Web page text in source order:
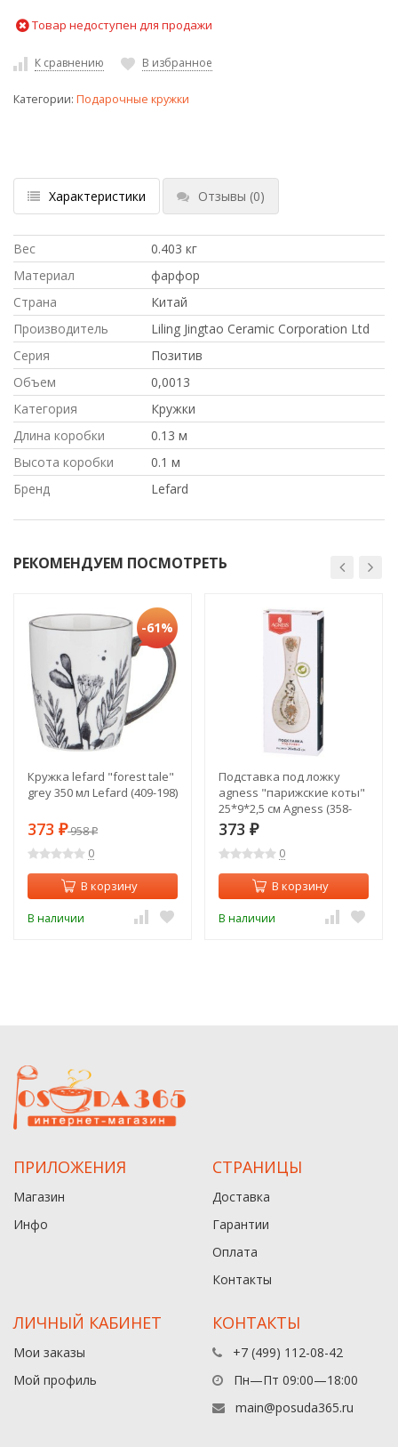
Товар недоступен для продажи
К сравнению В избранное
Категории: Подарочные кружки
Характеристики Отзывы (0)
Вес
0.403 кг
Материал
фарфор
Страна
Китай
Производитель
Liling Jingtao Ceramic Corporation Ltd
Серия
Позитив
Объем
0,0013
Категория
Кружки
Длина коробки
0.13 м
Высота коробки
0.1 м
Бренд
Lefard
РЕКОМЕНДУЕМ ПОСМОТРЕТЬ
-61%
Кружка lefard "forest tale"
grey 350 мл Lefard (409-198)
373 ₽958₽
0
В корзину
В наличии
Подставка под ложку
agness "парижские коты"
25*9*2,5 см Agness (358-
1906)
373 ₽
0
В корзину
В наличии
ПРИЛОЖЕНИЯ
Магазин
Инфо
СТРАНИЦЫ
Доставка
Гарантии
Оплата
Контакты
ЛИЧНЫЙ КАБИНЕТ
Мои заказы
Мой профиль
КОНТАКТЫ
+7 (499) 112-08-42
Пн—Пт 09:00—18:00
main@posuda365.ru